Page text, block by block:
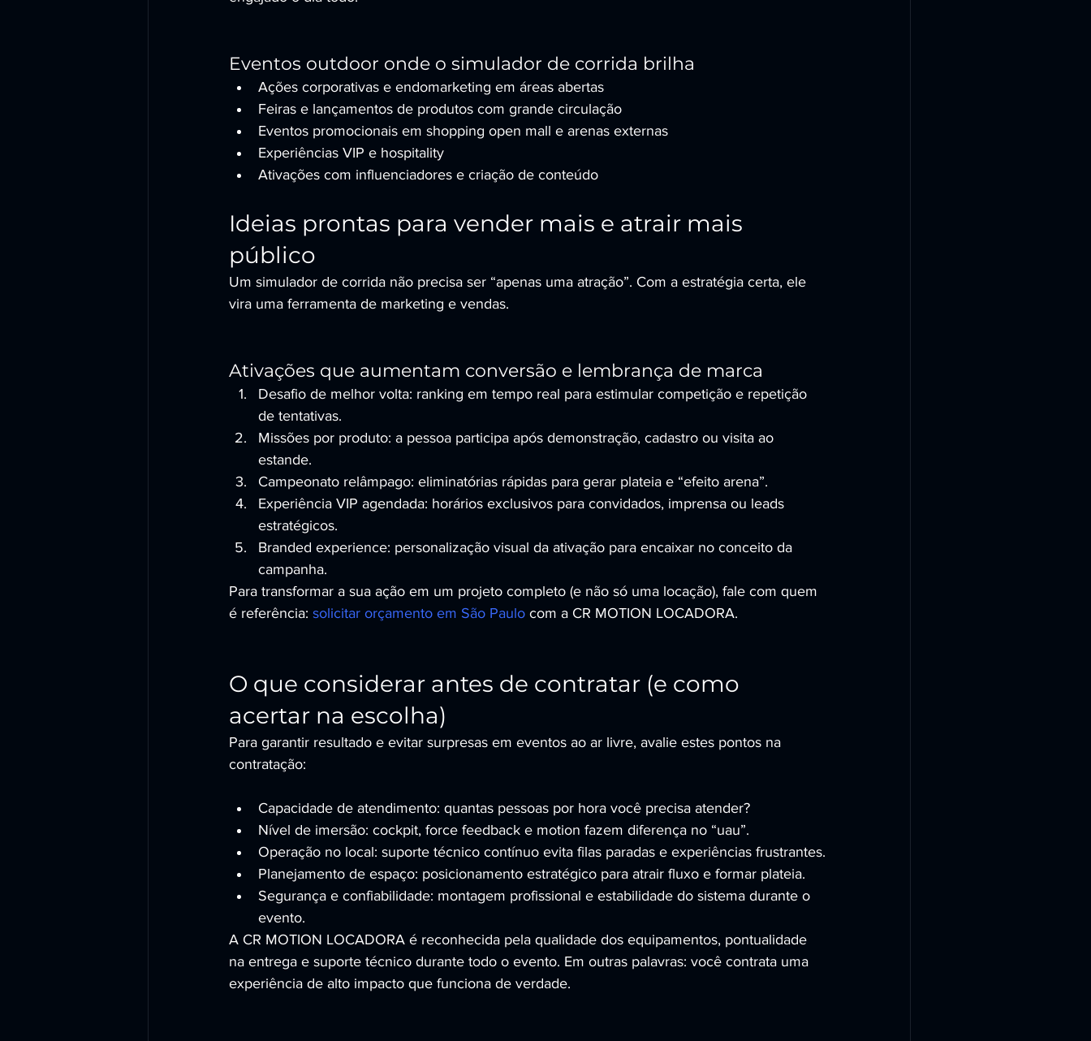
Eventos outdoor onde o simulador de corrida brilha
Ações corporativas e endomarketing em áreas abertas
Feiras e lançamentos de produtos com grande circulação
Eventos promocionais em shopping open mall e arenas externas
Experiências VIP e hospitality
Ativações com influenciadores e criação de conteúdo
Ideias prontas para vender mais e atrair mais
público
Um simulador de corrida não precisa ser “apenas uma atração”. Com a estratégia certa, ele
vira uma ferramenta de marketing e vendas.
Ativações que aumentam conversão e lembrança de marca
Desafio de melhor volta: ranking em tempo real para estimular competição e repetição
de tentativas.
Missões por produto: a pessoa participa após demonstração, cadastro ou visita ao
estande.
Campeonato relâmpago: eliminatórias rápidas para gerar plateia e “efeito arena”.
Experiência VIP agendada: horários exclusivos para convidados, imprensa ou leads
estratégicos.
Branded experience: personalização visual da ativação para encaixar no conceito da
campanha.
Para transformar a sua ação em um projeto completo (e não só uma locação), fale com quem
é referência: solicitar orçamento em São Paulo com a CR MOTION LOCADORA.
O que considerar antes de contratar (e como
acertar na escolha)
Para garantir resultado e evitar surpresas em eventos ao ar livre, avalie estes pontos na
contratação:
Capacidade de atendimento: quantas pessoas por hora você precisa atender?
Nível de imersão: cockpit, force feedback e motion fazem diferença no “uau”.
Operação no local: suporte técnico contínuo evita filas paradas e experiências frustrantes.
Planejamento de espaço: posicionamento estratégico para atrair fluxo e formar plateia.
Segurança e confiabilidade: montagem profissional e estabilidade do sistema durante o
evento.
A CR MOTION LOCADORA é reconhecida pela qualidade dos equipamentos, pontualidade
na entrega e suporte técnico durante todo o evento. Em outras palavras: você contrata uma
experiência de alto impacto que funciona de verdade.